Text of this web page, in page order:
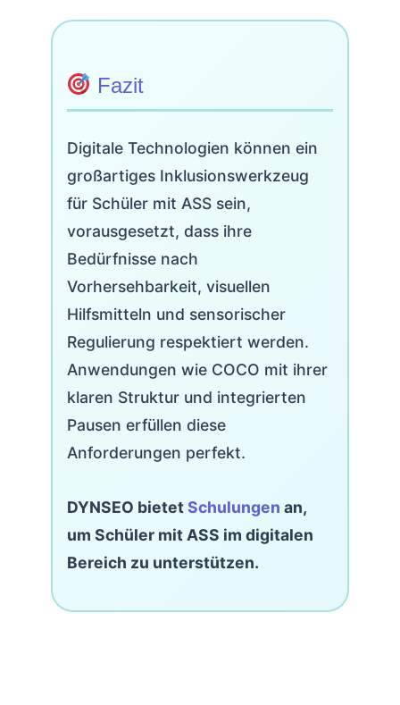
Fazit
Digitale Technologien können ein
großartiges Inklusionswerkzeug
für Schüler mit ASS sein,
vorausgesetzt, dass ihre
Bedürfnisse nach
Vorhersehbarkeit, visuellen
Hilfsmitteln und sensorischer
Regulierung respektiert werden.
Anwendungen wie COCO mit ihrer
klaren Struktur und integrierten
Pausen erfüllen diese
Anforderungen perfekt.
DYNSEO bietetSchulungen an,
um Schüler mit ASS im digitalen
Bereich zu unterstützen.